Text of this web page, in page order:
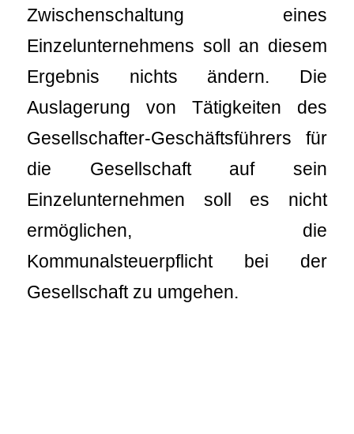
Zwischenschaltung eines
Einzelunternehmens soll an diesem
Ergebnis nichts ändern. Die
Auslagerung von Tätigkeiten des
Gesellschafter-Geschäftsführers für
die Gesellschaft auf sein
Einzelunternehmen soll es nicht
ermöglichen, die
Kommunalsteuerpflicht bei der
Gesellschaft zu umgehen.